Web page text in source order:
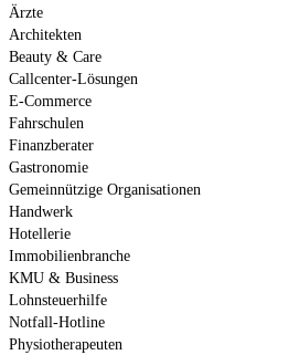
Ärzte
Architekten
Beauty & Care
Callcenter-Lösungen
E-Commerce
Fahrschulen
Finanzberater
Gastronomie
Gemeinnützige Organisationen
Handwerk
Hotellerie
Immobilienbranche
KMU & Business
Lohnsteuerhilfe
Notfall-Hotline
Physiotherapeuten